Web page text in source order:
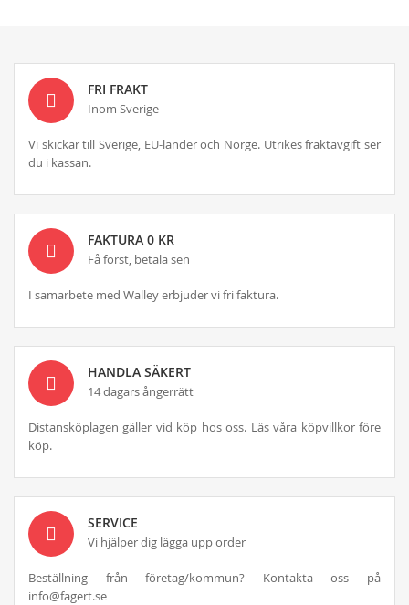
FRI FRAKT
Inom Sverige
Vi skickar till Sverige, EU-länder och Norge. Utrikes fraktavgift ser
du i kassan.
FAKTURA 0 KR
Få först, betala sen
I samarbete med Walley erbjuder vi fri faktura.
HANDLA SÄKERT
14 dagars ångerrätt
Distansköplagen gäller vid köp hos oss. Läs våra köpvillkor före
köp.
SERVICE
Vi hjälper dig lägga upp order
Beställning från företag/kommun? Kontakta oss på
info@fagert.se